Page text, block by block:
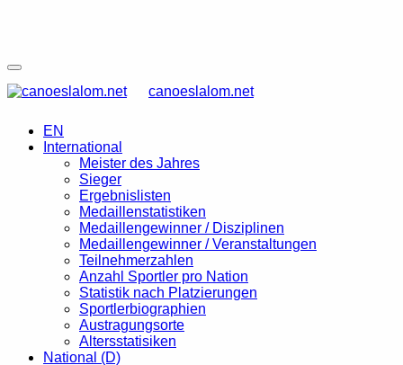
canoeslalom.net
EN
International
Meister des Jahres
Sieger
Ergebnislisten
Medaillenstatistiken
Medaillengewinner / Disziplinen
Medaillengewinner / Veranstaltungen
Teilnehmerzahlen
Anzahl Sportler pro Nation
Statistik nach Platzierungen
Sportlerbiographien
Austragungsorte
Altersstatisiken
National (D)